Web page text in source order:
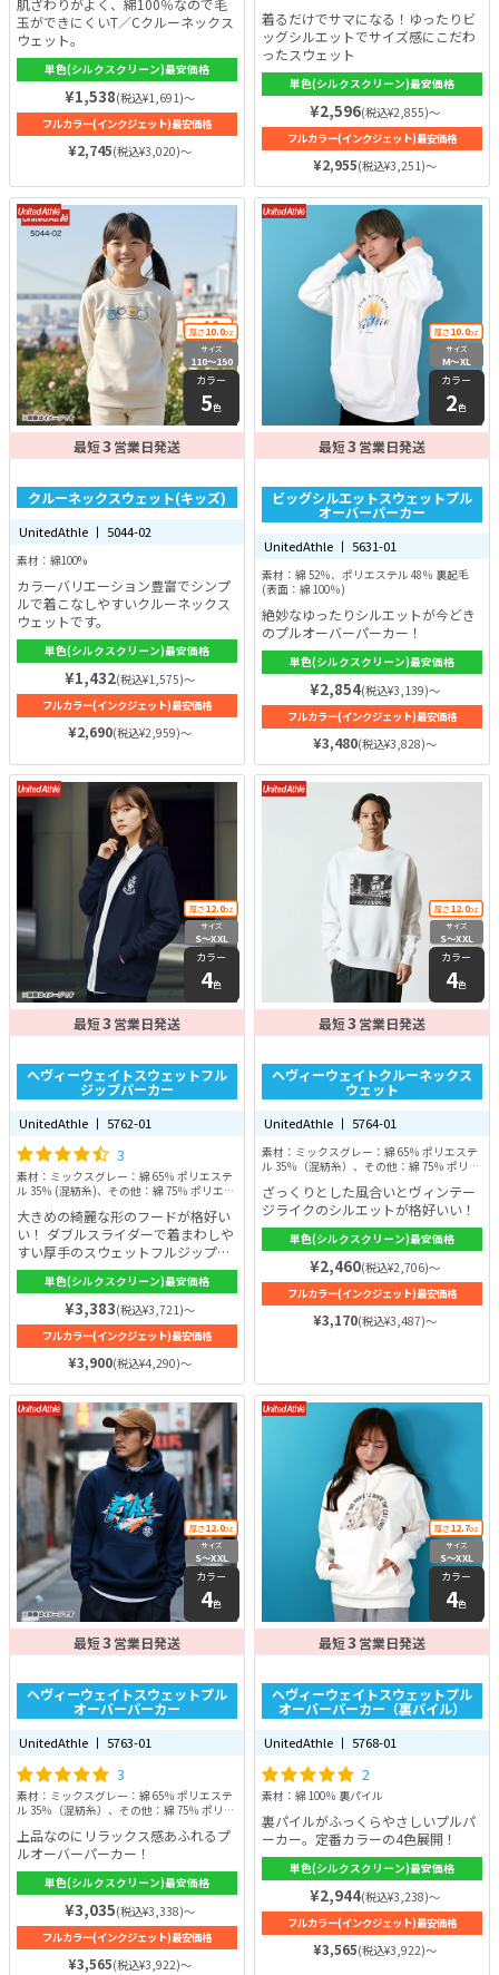
肌ざわりがよく、綿100％なので毛
玉ができにくいT／Cクルーネックス
ウェット。
単色(シルクスクリーン)最安価格
¥1,538(税込¥1,691)～
フルカラー(インクジェット)最安価格
¥2,745(税込¥3,020)～
着るだけでサマになる！ゆったりビ
ッグシルエットでサイズ感にこだわ
ったスウェット
単色(シルクスクリーン)最安価格
¥2,596(税込¥2,855)～
フルカラー(インクジェット)最安価格
¥2,955(税込¥3,251)～
厚さ10.0oz
サイズ
110〜150
カラー
5色
最短3 営業日発送
クルーネックスウェット(キッズ)
UnitedAthle 丨 5044-02
素材：綿100%
カラーバリエーション豊富でシンプ
ルで着こなしやすいクルーネックス
ウェットです。
単色(シルクスクリーン)最安価格
¥1,432(税込¥1,575)～
フルカラー(インクジェット)最安価格
¥2,690(税込¥2,959)～
厚さ10.0oz
サイズ
M〜XL
カラー
2色
最短3 営業日発送
ビッグシルエットスウェットプル
オーバーパーカー
UnitedAthle 丨 5631-01
素材：綿 52％、ポリエステル 48％ 裏起毛
(表面：綿 100％)
絶妙なゆったりシルエットが今どき
のプルオーバーパーカー！
単色(シルクスクリーン)最安価格
¥2,854(税込¥3,139)～
フルカラー(インクジェット)最安価格
¥3,480(税込¥3,828)～
厚さ12.0oz
サイズ
S〜XXL
カラー
4色
最短3 営業日発送
ヘヴィーウェイトスウェットフル
ジップパーカー
UnitedAthle 丨 5762-01
3
素材：ミックスグレー：綿 65％ ポリエステ
ル 35％ (混紡糸)、その他：綿 75％ ポリエス
大きめの綺麗な形のフードが格好い
い！ ダブルスライダーで着まわしや
すい厚手のスウェットフルジップパ
ーカー
単色(シルクスクリーン)最安価格
¥3,383(税込¥3,721)～
フルカラー(インクジェット)最安価格
¥3,900(税込¥4,290)～
厚さ12.0oz
サイズ
S〜XXL
カラー
4色
最短3 営業日発送
ヘヴィーウェイトクルーネックス
ウェット
UnitedAthle 丨 5764-01
素材：ミックスグレー：綿 65％ ポリエステ
ル 35％（混紡糸）、その他：綿 75％ ポリエ
ざっくりとした風合いとヴィンテー
ジライクのシルエットが格好いい！
単色(シルクスクリーン)最安価格
¥2,460(税込¥2,706)～
フルカラー(インクジェット)最安価格
¥3,170(税込¥3,487)～
厚さ12.0oz
サイズ
S〜XXL
カラー
4色
最短3 営業日発送
ヘヴィーウェイトスウェットプル
オーバーパーカー
UnitedAthle 丨 5763-01
3
素材：ミックスグレー：綿 65％ ポリエステ
ル 35％（混紡糸）、その他：綿 75％ ポリエ
上品なのにリラックス感あふれるプ
ルオーバーパーカー！
単色(シルクスクリーン)最安価格
¥3,035(税込¥3,338)～
フルカラー(インクジェット)最安価格
¥3,565(税込¥3,922)～
厚さ12.7oz
サイズ
S〜XXL
カラー
4色
最短3 営業日発送
ヘヴィーウェイトスウェットプル
オーバーパーカー（裏パイル）
UnitedAthle 丨 5768-01
2
素材：綿 100％ 裏パイル
裏パイルがふっくらやさしいプルパ
ーカー。定番カラーの4色展開！
単色(シルクスクリーン)最安価格
¥2,944(税込¥3,238)～
フルカラー(インクジェット)最安価格
¥3,565(税込¥3,922)～